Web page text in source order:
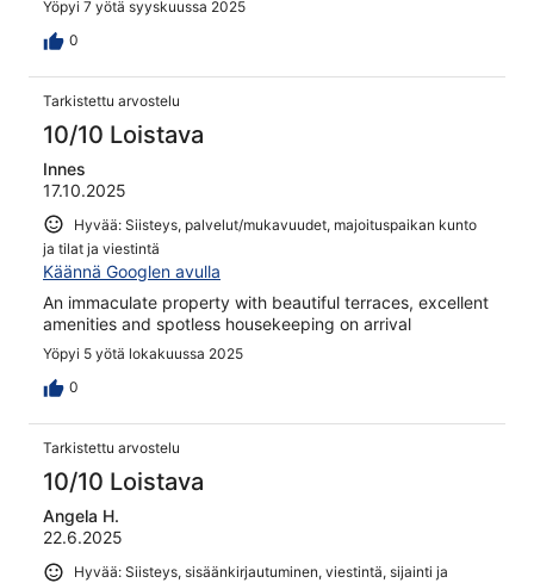
Yöpyi 7 yötä syyskuussa 2025
0
Tarkistettu arvostelu
10/10 Loistava
Innes
17.10.2025
Hyvää: Siisteys, palvelut/mukavuudet, majoituspaikan kunto
ja tilat ja viestintä
Käännä Googlen avulla
An immaculate property with beautiful terraces, excellent
amenities and spotless housekeeping on arrival
Yöpyi 5 yötä lokakuussa 2025
0
Tarkistettu arvostelu
10/10 Loistava
Angela H.
22.6.2025
Hyvää: Siisteys, sisäänkirjautuminen, viestintä, sijainti ja